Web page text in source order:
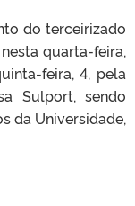
do terceirizado
quarta-feira,
feira, 4, pela
Sulport, sendo
da Universidade,